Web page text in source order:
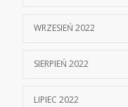
WRZESIEŃ 2022
SIERPIEŃ 2022
LIPIEC 2022